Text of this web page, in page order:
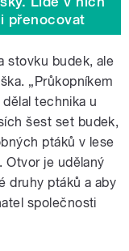
přenocovat
stovku budek, ale
„Průkopníkem
technika u
šest set budek,
ptáků v lese
Otvor je udělaný
druhy ptáků a aby
společnosti